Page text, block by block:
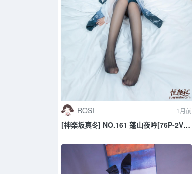
ROSI 1月前
[神楽坂真冬] NO.161 蓬山夜吟[76P-2V-